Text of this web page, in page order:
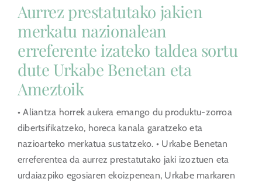
Aurrez prestatutako jakien
merkatu nazionalean
erreferente izateko taldea sortu
dute Urkabe Benetan eta
Ameztoik
• Aliantza horrek aukera emango du produktu-zorroa
dibertsifikatzeko, horeca kanala garatzeko eta
nazioarteko merkatua sustatzeko. • Urkabe Benetan
erreferentea da aurrez prestatutako jaki izoztuen eta
urdaiazpiko egosiaren ekoizpenean, Urkabe markaren